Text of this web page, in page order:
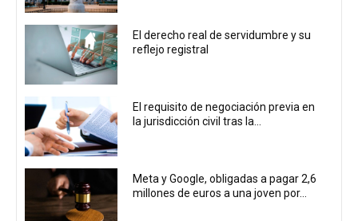
El derecho real de servidumbre y su
reflejo registral
El requisito de negociación previa en
la jurisdicción civil tras la...
Meta y Google, obligadas a pagar 2,6
millones de euros a una joven por...